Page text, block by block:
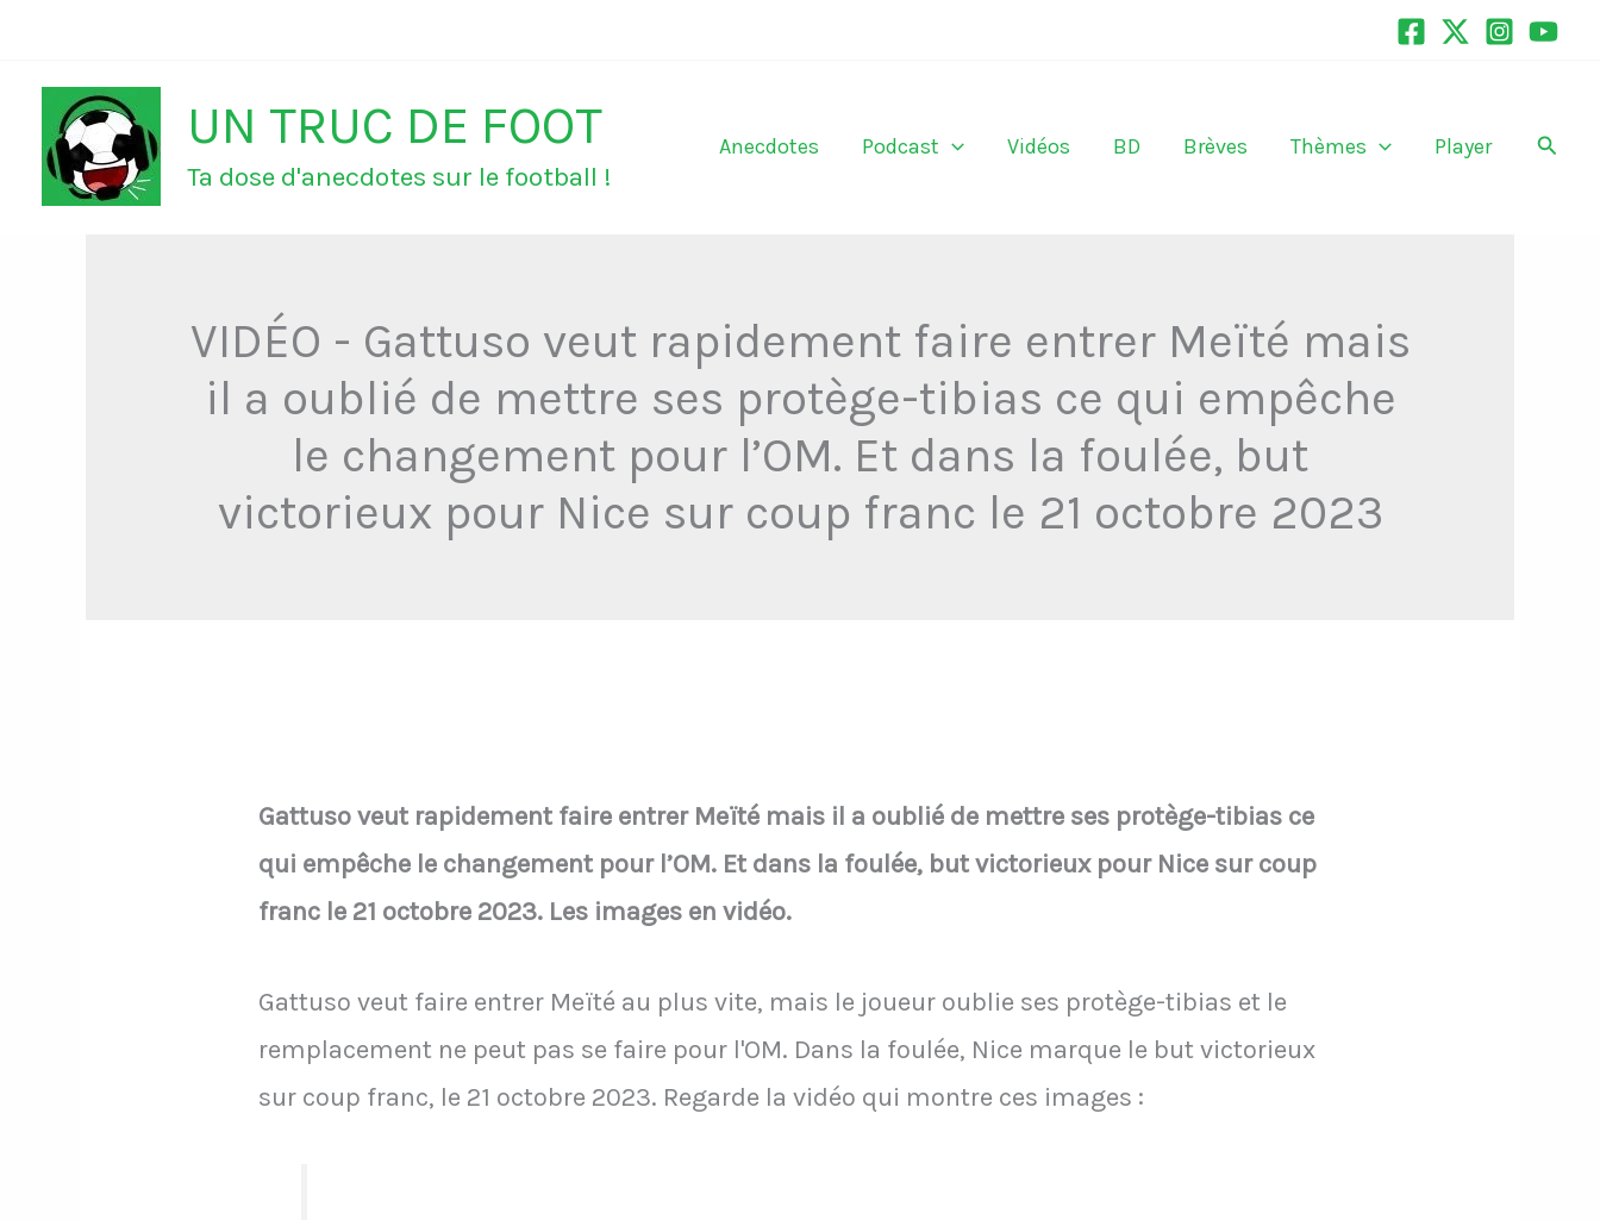
contenu
UN TRUC DE FOOT
Ta dose d'anecdotes sur le football !
Anecdotes Podcast Vidéos BD Brèves Thèmes Player
VIDÉO - Gattuso veut rapidement faire entrer Meïté mais
il a oublié de mettre ses protège-tibias ce qui empêche
le changement pour l’OM. Et dans la foulée, but
victorieux pour Nice sur coup franc le 21 octobre 2023
Gattuso veut rapidement faire entrer Meïté mais il a oublié de mettre ses protège-tibias ce
qui empêche le changement pour l’OM. Et dans la foulée, but victorieux pour Nice sur coup
franc le 21 octobre 2023. Les images en vidéo.
Gattuso veut faire entrer Meïté au plus vite, mais le joueur oublie ses protège-tibias et le
remplacement ne peut pas se faire pour l'OM. Dans la foulée, Nice marque le but victorieux
sur coup franc, le 21 octobre 2023. Regarde la vidéo qui montre ces images :